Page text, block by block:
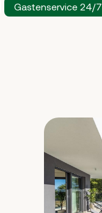
Gastenservice 24/7